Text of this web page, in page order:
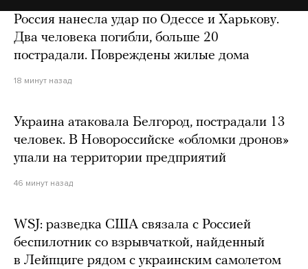
Россия нанесла удар по Одессе и Харькову.
Два человека погибли, больше 20
пострадали. Повреждены жилые дома
18 минут назад
Украина атаковала Белгород, пострадали 13
человек. В Новороссийске «обломки дронов»
упали на территории предприятий
46 минут назад
WSJ: разведка США связала с Россией
беспилотник со взрывчаткой, найденный
в Лейпциге рядом с украинским самолетом